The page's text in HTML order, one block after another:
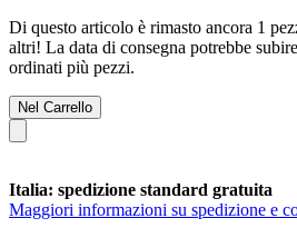
Di questo articolo è rimasto ancora 1
altri! La data di consegna potrebbe
ordinati più pezzi.
Nel Carrello
Italia: spedizione standard gratuita
Maggiori informazioni su spedizione e